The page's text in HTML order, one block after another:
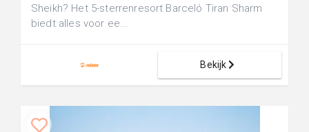
Sheikh? Het 5-sterrenresort Barceló Tiran Sharm
biedt alles voor ee...
Bekijk